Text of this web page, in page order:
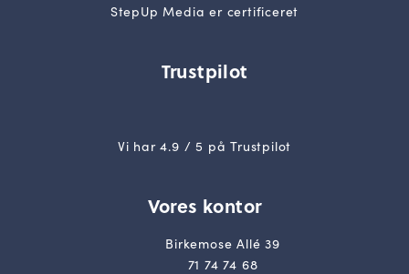
Vores kontor
Birkemose Allé 39
71 74 74 68
StepUp Media er certificeret
Trustpilot
Vi har 4.9 / 5 på Trustpilot